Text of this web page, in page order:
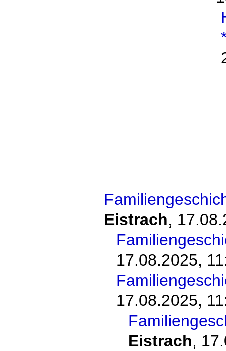
Eistrach,
17.08.2025,
17.08.2025,
Eistrach,